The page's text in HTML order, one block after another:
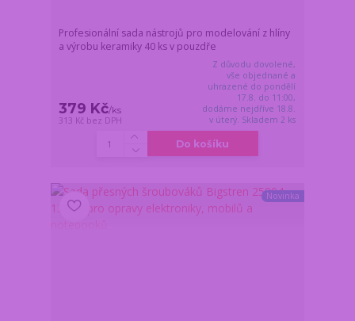
Profesionální sada nástrojů pro modelování z hlíny
a výrobu keramiky 40 ks v pouzdře
379 Kč/ks
313 Kč bez DPH
Z důvodu dovolené,
vše objednané a
uhrazené do pondělí
17.8. do 11:00,
dodáme nejdříve 18.8.
v úterý. Skladem 2 ks
Do košíku
Novinka